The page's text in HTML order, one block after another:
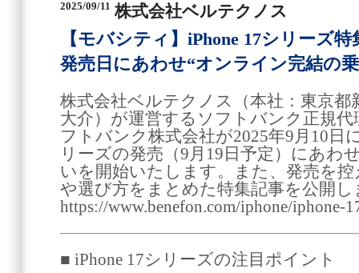
2025/09/11 株式会社ベルテクノス
【モバシティ】iPhone 17シリーズ
発売日にあわせ“オンライン完結の
株式会社ベルテクノス（本社：東京都
大介）が運営するソフトバンク正規
フトバンク株式会社が2025年9月10日
リーズの発売（9月19日予定）にあわ
いを開始いたします。また、発売を
や選び方をまとめた特集記事を公開し
https://www.benefon.com/iphone/iphone-
■ iPhone 17シリーズの注目ポイント